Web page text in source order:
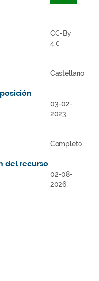
CC-By
4.0
Castellano
03-02-
2023
Completo
del recurso
02-08-
2026